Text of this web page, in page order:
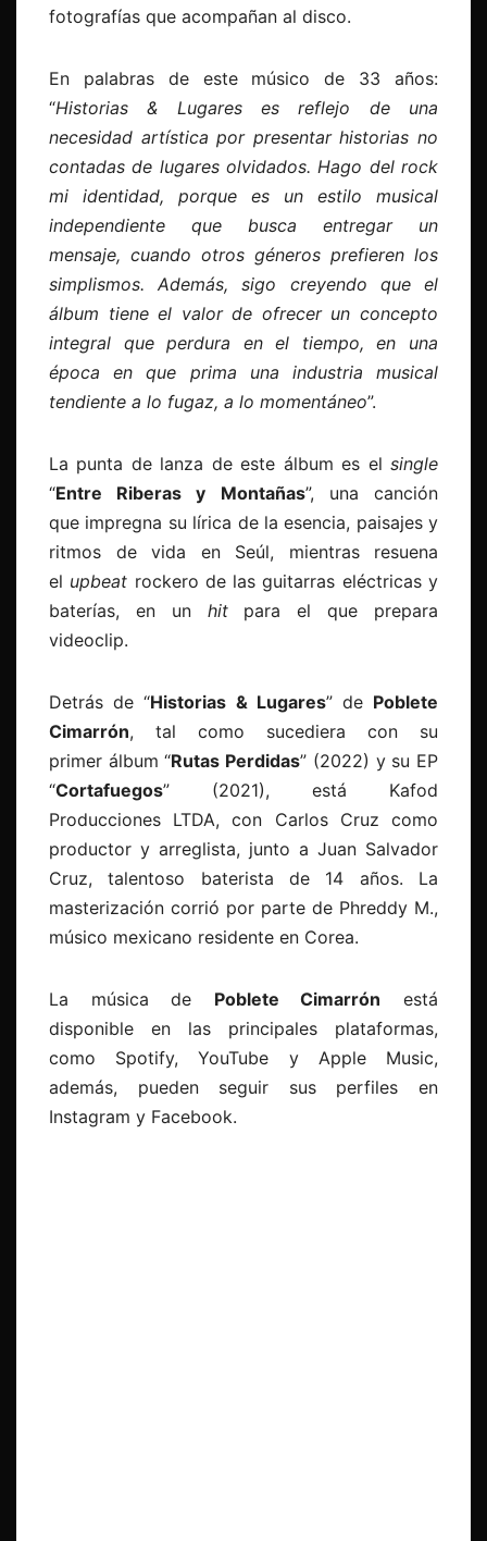
fotografías que acompañan al disco.
En palabras de este músico de 33 años:
“Historias & Lugares es reflejo de una
necesidad artística por presentar historias no
contadas de lugares olvidados. Hago del rock
mi identidad, porque es un estilo musical
independiente que busca entregar un
mensaje, cuando otros géneros prefieren los
simplismos. Además, sigo creyendo que el
álbum tiene el valor de ofrecer un concepto
integral que perdura en el tiempo, en una
época en que prima una industria musical
tendiente a lo fugaz, a lo momentáneo”.
La punta de lanza de este álbum es el single
“Entre Riberas y Montañas”, una canción
que impregna su lírica de la esencia, paisajes y
ritmos de vida en Seúl, mientras resuena
el upbeat rockero de las guitarras eléctricas y
baterías, en un hitpara el que prepara
videoclip.
Detrás de “Historias & Lugares” de Poblete
Cimarrón, tal como sucediera con su
primer álbum “Rutas Perdidas” (2022) y su EP
“Cortafuegos” (2021), está Kafod
Producciones LTDA, con Carlos Cruz como
productor y arreglista, junto a Juan Salvador
Cruz, talentoso baterista de 14 años. La
masterización corrió por parte de Phreddy M.,
músico mexicano residente en Corea.
La música de Poblete Cimarrón está
disponible en las principales plataformas,
como Spotify, YouTube y Apple Music,
además, pueden seguir sus perfiles en
Instagram y Facebook.